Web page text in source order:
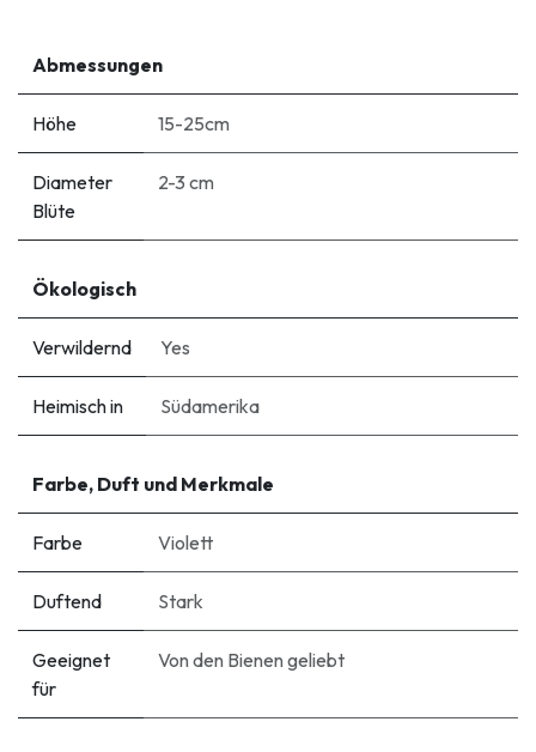
Abmessungen
Höhe 15-25cm
Diameter
Blüte
2-3 cm
Ökologisch
Verwildernd Yes
Heimisch in Südamerika
Farbe, Duft und Merkmale
Farbe Violett
Duftend Stark
Geeignet
für
Von den Bienen geliebt